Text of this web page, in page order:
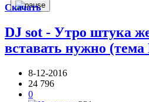
Скачать
DJ sot - Утро штука
вставать нужно
8-12-2016
24 796
0